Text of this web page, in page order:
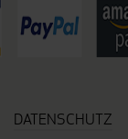
DATENSCHUTZ